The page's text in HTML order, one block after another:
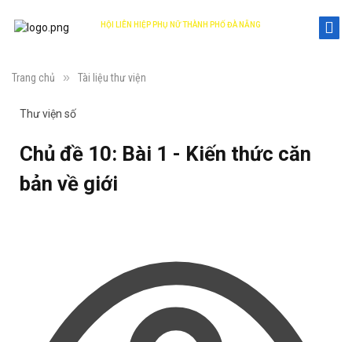
HỘI LIÊN HIỆP PHỤ NỮ THÀNH PHỐ ĐÀ NẴNG
DANANG WOMEN'S UNION
Trang chủ » Tài liệu thư viện
Thư viện số
Chủ đề 10: Bài 1 - Kiến thức căn
bản về giới